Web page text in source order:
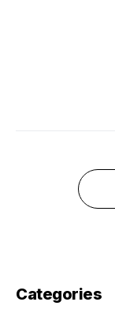
Categories